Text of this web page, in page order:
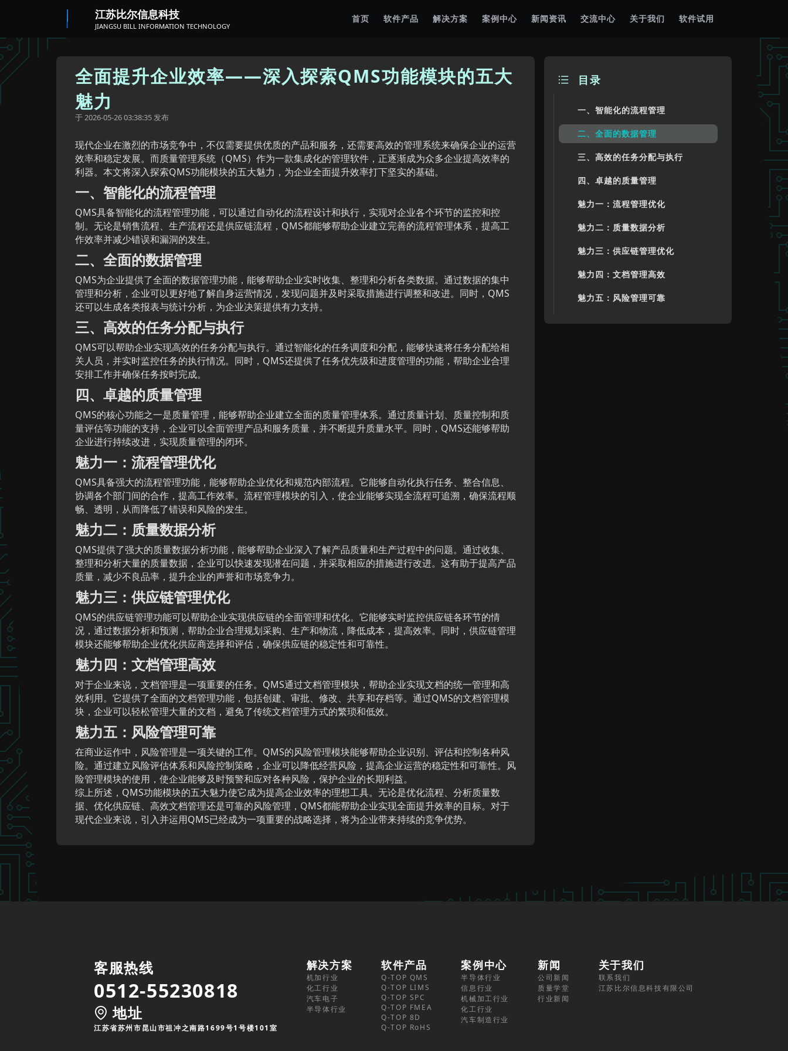
江苏比尔信息科技
JIANGSU BILL INFORMATION TECHNOLOGY
首页 软件产品 解决方案 案例中心 新闻资讯 交流中心 关于我们 软件试用
全面提升企业效率——深入探索QMS功能模块的五大
魅力
于2026-05-26 03:38:35 发布
现代企业在激烈的市场竞争中，不仅需要提供优质的产品和服务，还需要高效的管理系统来确保企业的运营
效率和稳定发展。而质量管理系统（QMS）作为一款集成化的管理软件，正逐渐成为众多企业提高效率的
利器。本文将深入探索QMS功能模块的五大魅力，为企业全面提升效率打下坚实的基础。
一、智能化的流程管理
QMS具备智能化的流程管理功能，可以通过自动化的流程设计和执行，实现对企业各个环节的监控和控
制。无论是销售流程、生产流程还是供应链流程，QMS都能够帮助企业建立完善的流程管理体系，提高工
作效率并减少错误和漏洞的发生。
二、全面的数据管理
QMS为企业提供了全面的数据管理功能，能够帮助企业实时收集、整理和分析各类数据。通过数据的集中
管理和分析，企业可以更好地了解自身运营情况，发现问题并及时采取措施进行调整和改进。同时，QMS
还可以生成各类报表与统计分析，为企业决策提供有力支持。
三、高效的任务分配与执行
QMS可以帮助企业实现高效的任务分配与执行。通过智能化的任务调度和分配，能够快速将任务分配给相
关人员，并实时监控任务的执行情况。同时，QMS还提供了任务优先级和进度管理的功能，帮助企业合理
安排工作并确保任务按时完成。
四、卓越的质量管理
QMS的核心功能之一是质量管理，能够帮助企业建立全面的质量管理体系。通过质量计划、质量控制和质
量评估等功能的支持，企业可以全面管理产品和服务质量，并不断提升质量水平。同时，QMS还能够帮助
企业进行持续改进，实现质量管理的闭环。
魅力一：流程管理优化
QMS具备强大的流程管理功能，能够帮助企业优化和规范内部流程。它能够自动化执行任务、整合信息、
协调各个部门间的合作，提高工作效率。流程管理模块的引入，使企业能够实现全流程可追溯，确保流程顺
畅、透明，从而降低了错误和风险的发生。
魅力二：质量数据分析
QMS提供了强大的质量数据分析功能，能够帮助企业深入了解产品质量和生产过程中的问题。通过收集、
整理和分析大量的质量数据，企业可以快速发现潜在问题，并采取相应的措施进行改进。这有助于提高产品
质量，减少不良品率，提升企业的声誉和市场竞争力。
魅力三：供应链管理优化
QMS的供应链管理功能可以帮助企业实现供应链的全面管理和优化。它能够实时监控供应链各环节的情
况，通过数据分析和预测，帮助企业合理规划采购、生产和物流，降低成本，提高效率。同时，供应链管理
模块还能够帮助企业优化供应商选择和评估，确保供应链的稳定性和可靠性。
魅力四：文档管理高效
对于企业来说，文档管理是一项重要的任务。QMS通过文档管理模块，帮助企业实现文档的统一管理和高
效利用。它提供了全面的文档管理功能，包括创建、审批、修改、共享和存档等。通过QMS的文档管理模
块，企业可以轻松管理大量的文档，避免了传统文档管理方式的繁琐和低效。
魅力五：风险管理可靠
在商业运作中，风险管理是一项关键的工作。QMS的风险管理模块能够帮助企业识别、评估和控制各种风
险。通过建立风险评估体系和风险控制策略，企业可以降低经营风险，提高企业运营的稳定性和可靠性。风
险管理模块的使用，使企业能够及时预警和应对各种风险，保护企业的长期利益。
综上所述，QMS功能模块的五大魅力使它成为提高企业效率的理想工具。无论是优化流程、分析质量数
据、优化供应链、高效文档管理还是可靠的风险管理，QMS都能帮助企业实现全面提升效率的目标。对于
现代企业来说，引入并运用QMS已经成为一项重要的战略选择，将为企业带来持续的竞争优势。
目录
一、智能化的流程管理
二、全面的数据管理
三、高效的任务分配与执行
四、卓越的质量管理
魅力一：流程管理优化
魅力二：质量数据分析
魅力三：供应链管理优化
魅力四：文档管理高效
魅力五：风险管理可靠
客服热线
0512-55230818
地址
江苏省苏州市昆山市祖冲之南路1699号1号楼101室
解决方案
机加行业
化工行业
汽车电子
半导体行业
软件产品
Q-TOP QMS
Q-TOP LIMS
Q-TOP SPC
Q-TOP FMEA
Q-TOP 8D
Q-TOP RoHS
案例中心
半导体行业
信息行业
机械加工行业
化工行业
汽车制造行业
新闻
公司新闻
质量学堂
行业新闻
关于我们
联系我们
江苏比尔信息科技有限公司